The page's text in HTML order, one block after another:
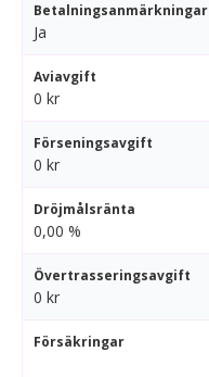
Betalningsanmärkningar
Ja
Aviavgift
0 kr
Förseningsavgift
0 kr
Dröjmålsränta
0,00 %
Övertrasseringsavgift
0 kr
Försäkringar